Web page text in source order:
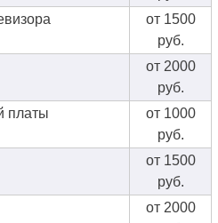
от 1500
руб.
от 2000
руб.
платы
от 1000
руб.
от 1500
руб.
от 2000